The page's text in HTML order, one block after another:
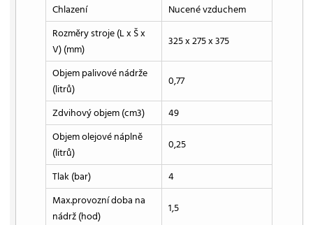
Chlazení
Nucené vzduchem
Rozměry stroje (L x Š x
V) (mm)
325 x 275 x 375
Objem palivové nádrže
(litrů)
0,77
Zdvihový objem (cm3)
49
Objem olejové náplně
(litrů)
0,25
Tlak (bar)
4
Max.provozní doba na
nádrž (hod)
1,5